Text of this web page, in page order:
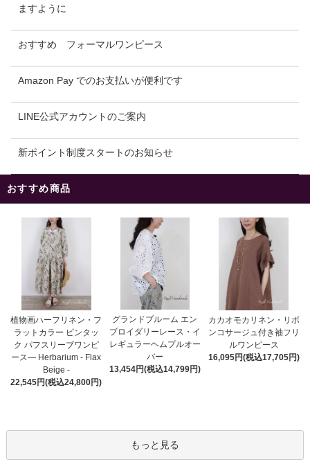
ますように
おすすめ フォーマルワンピース
Amazon Pay でのお支払いが便利です
LINE公式アカウントのご案内
新ポイント制度スタートのお知らせ
おすすめ商品
植物画ハーフリネン・フ
ラットカラー ピンタッ
ク パフスリーブワンピ
ース― Herbarium - Flax
Beige -
22,545円(税込24,800円)
グランドブルーム エン
ブロイダリーレース・イ
レギュラーヘムプルオー
バー
13,454円(税込14,799円)
カカオモカリネン・リボ
ンコサージュ付き袖フリ
ルワンピース
16,095円(税込17,705円)
もっと見る